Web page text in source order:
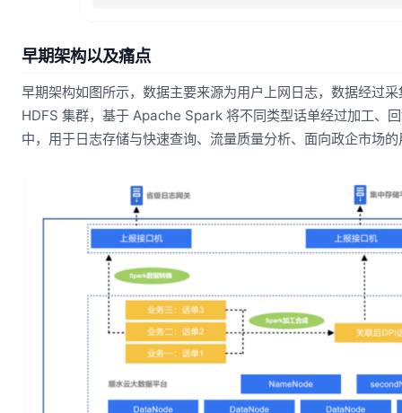
早期架构以及痛点
早期架构如图所示，数据主要来源为用户上网日志，数据经过
HDFS 集群，基于 Apache Spark 将不同类型话单经过加工、
中，用于日志存储与快速查询、流量质量分析、面向政企市场